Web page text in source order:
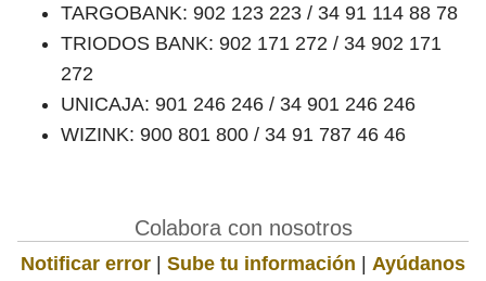
TARGOBANK: 902 123 223 / 34 91 114 88 78
TRIODOS BANK: 902 171 272 / 34 902 171
272
UNICAJA: 901 246 246 / 34 901 246 246
WIZINK: 900 801 800 / 34 91 787 46 46
Colabora con nosotros
Notificar error | Sube tu información | Ayúdanos